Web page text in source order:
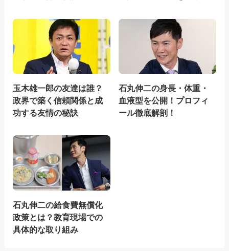
玉木雄一郎の友達は誰？
政界で築く信頼関係と成
功する友情の秘訣
石丸伸二の身長・体重・
血液型を公開！プロフィ
ール徹底解剖！
石丸伸二の給食費無償化
政策とは？教育現場での
具体的な取り組み